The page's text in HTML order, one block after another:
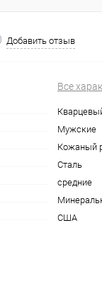
Добавить отзыв
Все
Мужские
Кожаный
Сталь
средние
США